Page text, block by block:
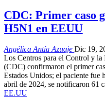
CDC: Primer caso
H5N1 en EEUU
Angélica Antía Azuaje Dic 19,
Los Centros para el Control y la
(CDC) confirmaron el primer
Estados Unidos; el paciente fue
abril de 2024, se notificaron 61
EE.UU